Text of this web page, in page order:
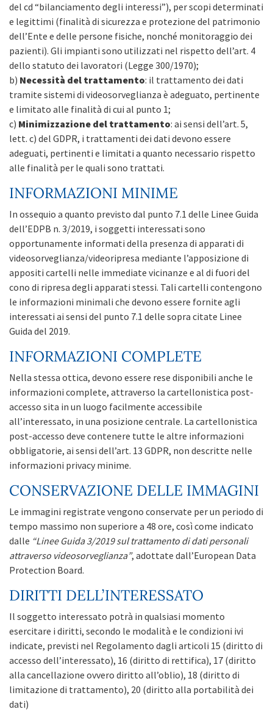
del cd “bilanciamento degli interessi”), per scopi determinati
e legittimi (finalità di sicurezza e protezione del patrimonio
dell’Ente e delle persone fisiche, nonché monitoraggio dei
pazienti). Gli impianti sono utilizzati nel rispetto dell’art. 4
dello statuto dei lavoratori (Legge 300/1970);
b) Necessità del trattamento: il trattamento dei dati
tramite sistemi di videosorveglianza è adeguato, pertinente
e limitato alle finalità di cui al punto 1;
c) Minimizzazione del trattamento: ai sensi dell’art. 5,
lett. c) del GDPR, i trattamenti dei dati devono essere
adeguati, pertinenti e limitati a quanto necessario rispetto
alle finalità per le quali sono trattati.
INFORMAZIONI MINIME
In ossequio a quanto previsto dal punto 7.1 delle Linee Guida
dell’EDPB n. 3/2019, i soggetti interessati sono
opportunamente informati della presenza di apparati di
videosorveglianza/videoripresa mediante l’apposizione di
appositi cartelli nelle immediate vicinanze e al di fuori del
cono di ripresa degli apparati stessi. Tali cartelli contengono
le informazioni minimali che devono essere fornite agli
interessati ai sensi del punto 7.1 delle sopra citate Linee
Guida del 2019.
INFORMAZIONI COMPLETE
Nella stessa ottica, devono essere rese disponibili anche le
informazioni complete, attraverso la cartellonistica post-
accesso sita in un luogo facilmente accessibile
all’interessato, in una posizione centrale. La cartellonistica
post-accesso deve contenere tutte le altre informazioni
obbligatorie, ai sensi dell’art. 13 GDPR, non descritte nelle
informazioni privacy minime.
CONSERVAZIONE DELLE IMMAGINI
Le immagini registrate vengono conservate per un periodo di
tempo massimo non superiore a 48 ore, così come indicato
dalle “Linee Guida 3/2019 sul trattamento di dati personali
attraverso videosorveglianza”, adottate dall’European Data
Protection Board.
DIRITTI DELL’INTERESSATO
Il soggetto interessato potrà in qualsiasi momento
esercitare i diritti, secondo le modalità e le condizioni ivi
indicate, previsti nel Regolamento dagli articoli 15 (diritto di
accesso dell’interessato), 16 (diritto di rettifica), 17 (diritto
alla cancellazione ovvero diritto all’oblio), 18 (diritto di
limitazione di trattamento), 20 (diritto alla portabilità dei
dati)